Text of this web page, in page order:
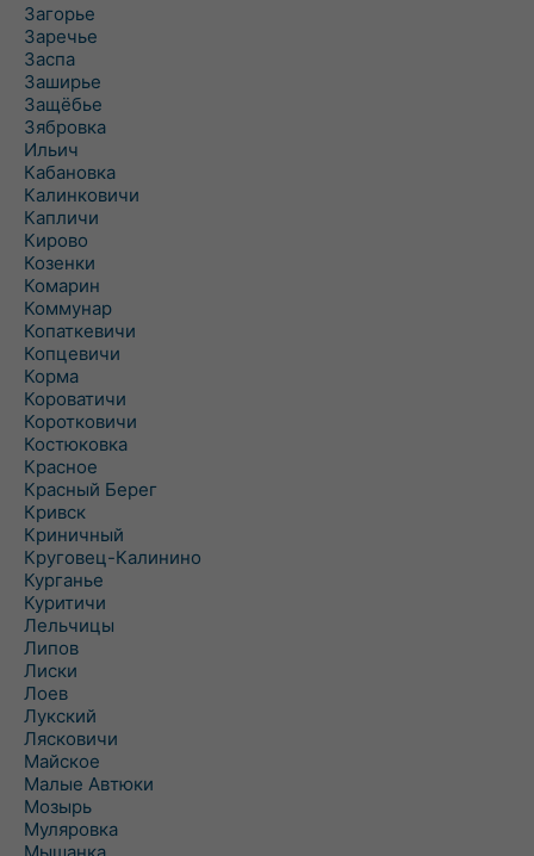
Загорье
Заречье
Заспа
Заширье
Защёбье
Зябровка
Ильич
Кабановка
Калинковичи
Капличи
Кирово
Козенки
Комарин
Коммунар
Копаткевичи
Копцевичи
Корма
Короватичи
Коротковичи
Костюковка
Красное
Красный Берег
Кривск
Криничный
Круговец-Калинино
Курганье
Куритичи
Лельчицы
Липов
Лиски
Лоев
Лукский
Лясковичи
Майское
Малые Автюки
Мозырь
Муляровка